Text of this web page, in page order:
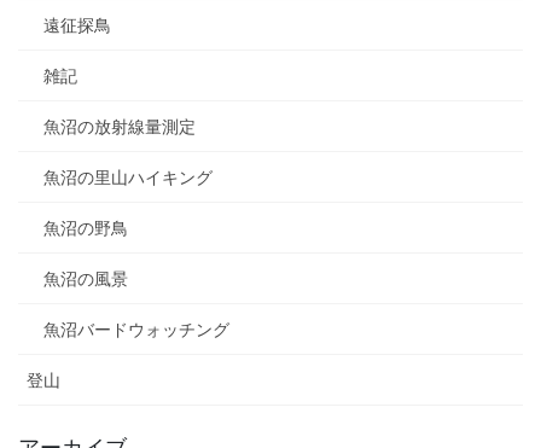
遠征探鳥
雑記
魚沼の放射線量測定
魚沼の里山ハイキング
魚沼の野鳥
魚沼の風景
魚沼バードウォッチング
登山